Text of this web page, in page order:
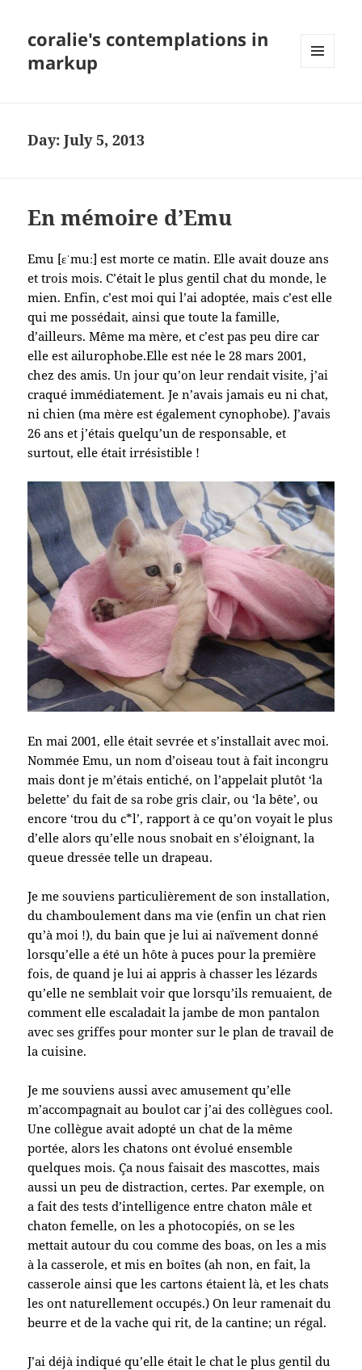
coralie's contemplations in
markup
Day:July 5, 2013
En mémoire d’Emu
Emu [ɛˈmuː] est morte ce matin. Elle avait douze ans
et trois mois. C’était le plus gentil chat du monde, le
mien. Enfin, c’est moi qui l’ai adoptée, mais c’est elle
qui me possédait, ainsi que toute la famille,
d’ailleurs. Même ma mère, et c’est pas peu dire car
elle est ailurophobe.Elle est née le 28 mars 2001,
chez des amis. Un jour qu’on leur rendait visite, j’ai
craqué immédiatement. Je n’avais jamais eu ni chat,
ni chien (ma mère est également cynophobe). J’avais
26 ans et j’étais quelqu’un de responsable, et
surtout, elle était irrésistible !
En mai 2001, elle était sevrée et s’installait avec moi.
Nommée Emu, un nom d’oiseau tout à fait incongru
mais dont je m’étais entiché, on l’appelait plutôt ‘la
belette’ du fait de sa robe gris clair, ou ‘la bête’, ou
encore ‘trou du c*l’, rapport à ce qu’on voyait le plus
d’elle alors qu’elle nous snobait en s’éloignant, la
queue dressée telle un drapeau.
Je me souviens particulièrement de son installation,
du chamboulement dans ma vie (enfin un chat rien
qu’à moi !), du bain que je lui ai naïvement donné
lorsqu’elle a été un hôte à puces pour la première
fois, de quand je lui ai appris à chasser les lézards
qu’elle ne semblait voir que lorsqu’ils remuaient, de
comment elle escaladait la jambe de mon pantalon
avec ses griffes pour monter sur le plan de travail de
la cuisine.
Je me souviens aussi avec amusement qu’elle
m’accompagnait au boulot car j’ai des collègues cool.
Une collègue avait adopté un chat de la même
portée, alors les chatons ont évolué ensemble
quelques mois. Ça nous faisait des mascottes, mais
aussi un peu de distraction, certes. Par exemple, on
a fait des tests d’intelligence entre chaton mâle et
chaton femelle, on les a photocopiés, on se les
mettait autour du cou comme des boas, on les a mis
à la casserole, et mis en boîtes (ah non, en fait, la
casserole ainsi que les cartons étaient là, et les chats
les ont naturellement occupés.) On leur ramenait du
beurre et de la vache qui rit, de la cantine; un régal.
J’ai déjà indiqué qu’elle était le chat le plus gentil du